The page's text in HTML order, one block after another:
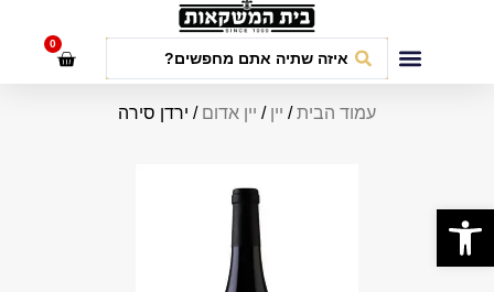
0
עמוד הבית/ יין / יין אדום / ירדן סירה
פתח סרגל נגישות